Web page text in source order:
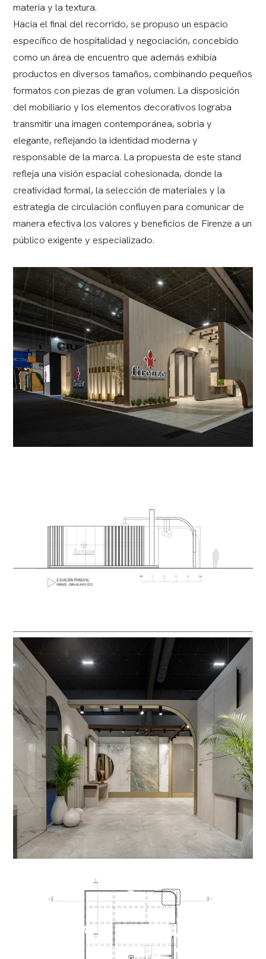
materia y la textura.
Hacia el final del recorrido, se propuso un espacio
específico de hospitalidad y negociación, concebido
como un área de encuentro que además exhibía
productos en diversos tamaños, combinando pequeños
formatos con piezas de gran volumen. La disposición
del mobiliario y los elementos decorativos lograba
transmitir una imagen contemporánea, sobria y
elegante, reflejando la identidad moderna y
responsable de la marca. La propuesta de este stand
refleja una visión espacial cohesionada, donde la
creatividad formal, la selección de materiales y la
estrategia de circulación confluyen para comunicar de
manera efectiva los valores y beneficios de Firenze a un
público exigente y especializado.